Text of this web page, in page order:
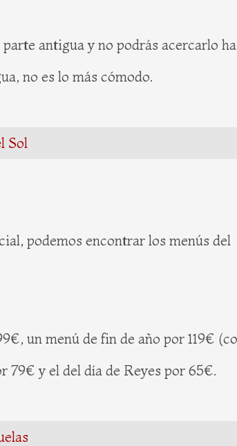
antigua y no podrás acercarlo
no es lo más cómodo.
Sol
podemos encontrar los menús del
un menú de fin de año por 119€
79€ y el del día de Reyes por 65€.